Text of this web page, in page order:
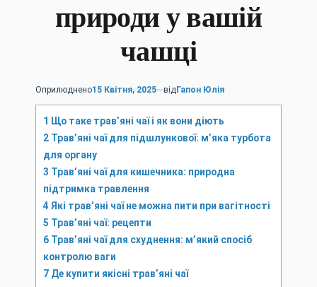
природи у вашій
чашці
Оприлюднено15 Квітня, 2025 відГапон Юлія
1 Що таке трав’яні чаї і як вони діють
2 Трав’яні чаї для підшлункової: м’яка турбота
для органу
3 Трав’яні чаї для кишечника: природна
підтримка травлення
4 Які трав’яні чаї не можна пити при вагітності
5 Трав’яні чаї: рецепти
6 Трав’яні чаї для схуднення: м’який спосіб
контролю ваги
7 Де купити якісні трав’яні чаї